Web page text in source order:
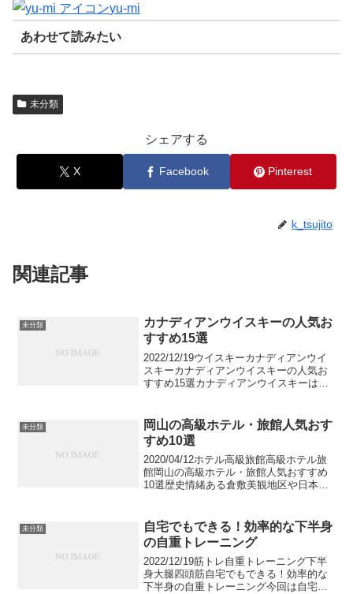
yu-mi
あわせて読みたい
未分類
シェアする
X Facebook Pinterest
k_tsujito
関連記事
未分類
カナディアンウイスキーの人気お
すすめ15選
2022/12/19ウイスキーカナディアンウイ
スキーカナディアンウイスキーの人気お
すすめ15選カナディアンウイスキーはカ
者の方にもおすすめです。この記事では
カナディアン...
未分類
岡山の高級ホテル・旅館人気おす
すめ10選
2020/04/12ホテル高級旅館高級ホテル旅
館岡山の高級ホテル・旅館人気おすすめ
10選歴史情緒ある倉敷美観地区や日本三
愉しめる温泉旅館や、ラグジュアリーな
時を過ごせる...
未分類
自宅でもできる！効率的な下半身
の自重トレーニング
2022/12/19筋トレ自重トレーニング下半
身大腿四頭筋自宅でもできる！効率的な
下半身の自重トレーニング今回は自宅で